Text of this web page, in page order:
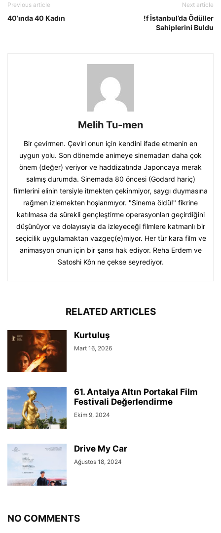
Previous article
40’ında 40 Kadın
Next article
!f İstanbul’da Ödüller
Sahiplerini Buldu
Melih Tu-men
Bir çevirmen. Çeviri onun için kendini ifade etmenin en
uygun yolu. Son dönemde animeye sinemadan daha çok
önem (değer) veriyor ve haddizatında Japoncaya merak
salmış durumda. Sinemada 80 öncesi (Godard hariç)
filmlerini elinin tersiyle itmekten çekinmiyor, saygı duymasına
rağmen izlemekten hoşlanmıyor. "Sinema öldü!" fikrine
katılmasa da sürekli gençleştirme operasyonları geçirdiğini
düşünüyor ve dolayısıyla da izleyeceği filmlere katmanlı bir
seçicilik uygulamaktan vazgeç(e)miyor. Her tür kara film ve
animasyon onun için bir şansı hak ediyor. Reha Erdem ve
Satoshi Kôn ne çekse seyrediyor.
RELATED ARTICLES
Kurtuluş
Mart 16, 2026
61. Antalya Altın Portakal Film
Festivali Değerlendirme
Ekim 9, 2024
Drive My Car
Ağustos 18, 2024
NO COMMENTS